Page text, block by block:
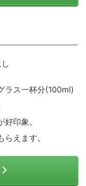
ラス一杯分(100ml)
印象。
えます。